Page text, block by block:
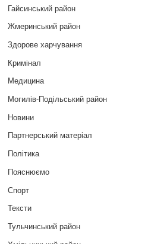
Гайсинський район
Жмеринський район
Здорове харчування
Кримінал
Медицина
Могилів-Подільський район
Новини
Партнерський матеріал
Політика
Пояснюємо
Спорт
Тексти
Тульчинський район